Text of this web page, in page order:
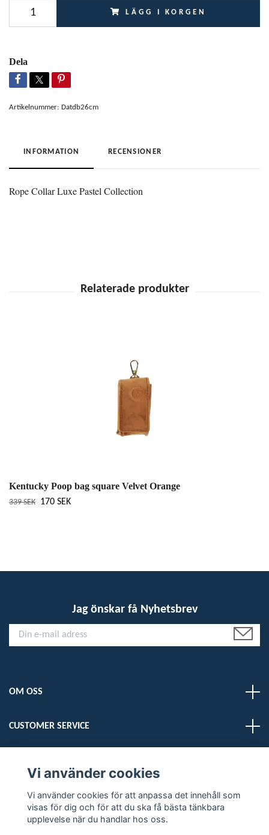
LÄGG I KORGEN
Dela
Artikelnummer: Datdb26cm
INFORMATION RECENSIONER
Rope Collar Luxe Pastel Collection
Kentucky Poop bag square Velvet Orange
339 SEK 170 SEK
Jag önskar få Nyhetsbrev
OM OSS
CUSTOMER SERVICE
Sociala medier
Vi använder cookies
Vi använder cookies för att anpassa det innehåll som
visas för dig och för att du ska få bästa tänkbara
upplevelse när du handlar hos oss.